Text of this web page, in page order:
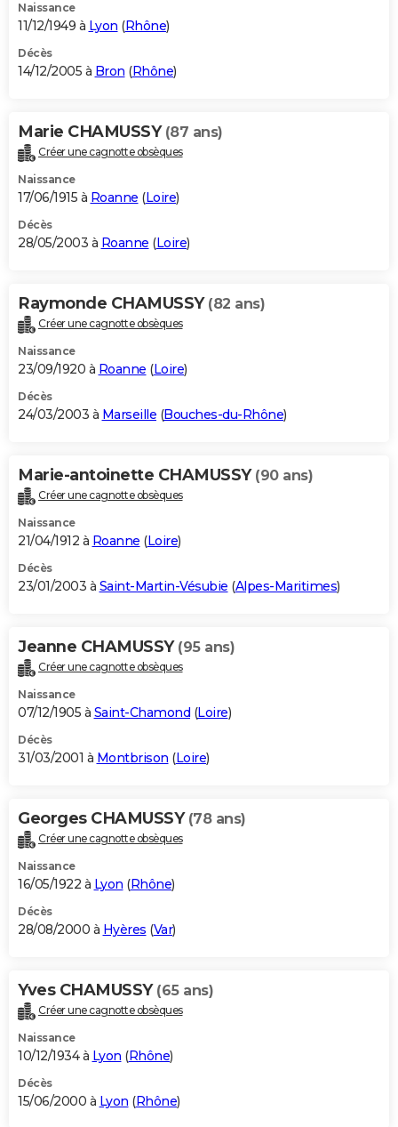
Naissance
11/12/1949 à Lyon (Rhône)
Décès
14/12/2005 à Bron (Rhône)
Marie CHAMUSSY (87 ans)
Créer une cagnotte obsèques
Naissance
17/06/1915 à Roanne (Loire)
Décès
28/05/2003 à Roanne (Loire)
Raymonde CHAMUSSY (82 ans)
Créer une cagnotte obsèques
Naissance
23/09/1920 à Roanne (Loire)
Décès
24/03/2003 à Marseille (Bouches-du-Rhône)
Marie-antoinette CHAMUSSY (90 ans)
Créer une cagnotte obsèques
Naissance
21/04/1912 à Roanne (Loire)
Décès
23/01/2003 à Saint-Martin-Vésubie (Alpes-Maritimes)
Jeanne CHAMUSSY (95 ans)
Créer une cagnotte obsèques
Naissance
07/12/1905 à Saint-Chamond (Loire)
Décès
31/03/2001 à Montbrison (Loire)
Georges CHAMUSSY (78 ans)
Créer une cagnotte obsèques
Naissance
16/05/1922 à Lyon (Rhône)
Décès
28/08/2000 à Hyères (Var)
Yves CHAMUSSY (65 ans)
Créer une cagnotte obsèques
Naissance
10/12/1934 à Lyon (Rhône)
Décès
15/06/2000 à Lyon (Rhône)